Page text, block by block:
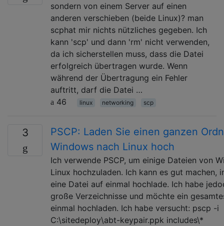
sondern von einem Server auf einen
anderen verschieben (beide Linux)? man
scphat mir nichts nützliches gegeben. Ich
kann 'scp' und dann 'rm' nicht verwenden,
da ich sicherstellen muss, dass die Datei
erfolgreich übertragen wurde. Wenn
während der Übertragung ein Fehler
auftritt, darf die Datei …
46
linux networking scp
3
PSCP: Laden Sie einen ganzen
Windows nach Linux hoch
Ich verwende PSCP, um einige Dateien von
Linux hochzuladen. Ich kann es gut machen,
eine Datei auf einmal hochlade. Ich habe
große Verzeichnisse und möchte ein
einmal hochladen. Ich habe versucht: pscp -i
C:\sitedeploy\abt-keypair.ppk includes\*